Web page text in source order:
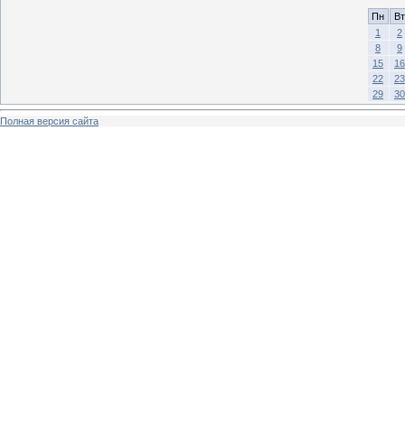
Пн
Вт
1
2
8
9
15
16
22
23
29
30
Полная версия сайта